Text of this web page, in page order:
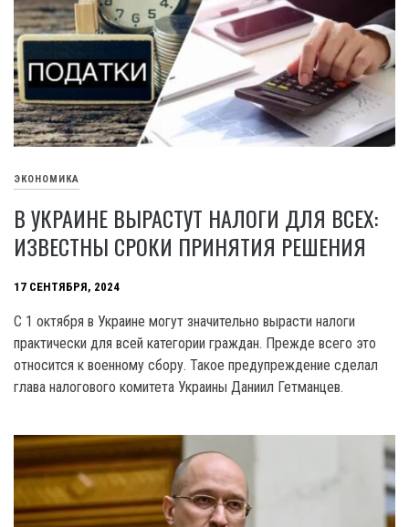
ЭКОНОМИКА
В УКРАИНЕ ВЫРАСТУТ НАЛОГИ ДЛЯ ВСЕХ:
ИЗВЕСТНЫ СРОКИ ПРИНЯТИЯ РЕШЕНИЯ
17 СЕНТЯБРЯ, 2024
C 1 октября в Украине могут значительно вырасти налоги
практически для всей категории граждан. Прежде всего это
относится к военному сбору. Такое предупреждение сделал
глава налогового комитета Украины Даниил Гетманцев.